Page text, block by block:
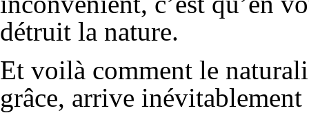
détruit la nature.
Et voilà comment le
grâce, arrive